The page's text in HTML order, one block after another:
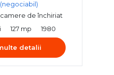
(negociabil)
de închiriat
127 mp 1980
detalii